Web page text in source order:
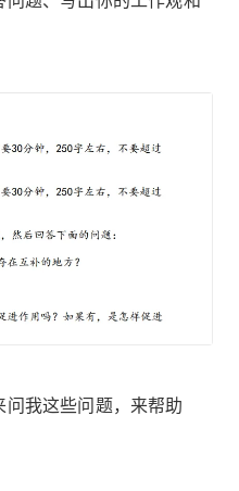
我这些问题，来帮助